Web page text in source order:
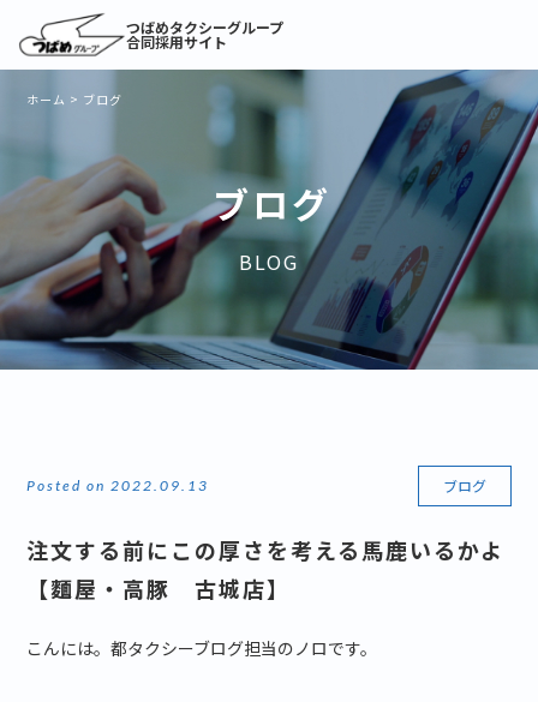
つばめタクシーグループ
合同採用サイト
ホーム > ブログ
ブログ
BLOG
Posted on 2022.09.13 ブログ
注文する前にこの厚さを考える馬鹿いるかよ
【麵屋・高豚 古城店】
こんには。都タクシーブログ担当のノロです。